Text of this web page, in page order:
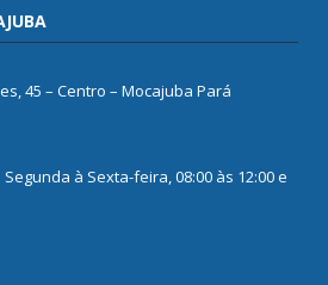
45 – Centro – Mocajuba Pará
à Sexta-feira, 08:00 às 12:00 e